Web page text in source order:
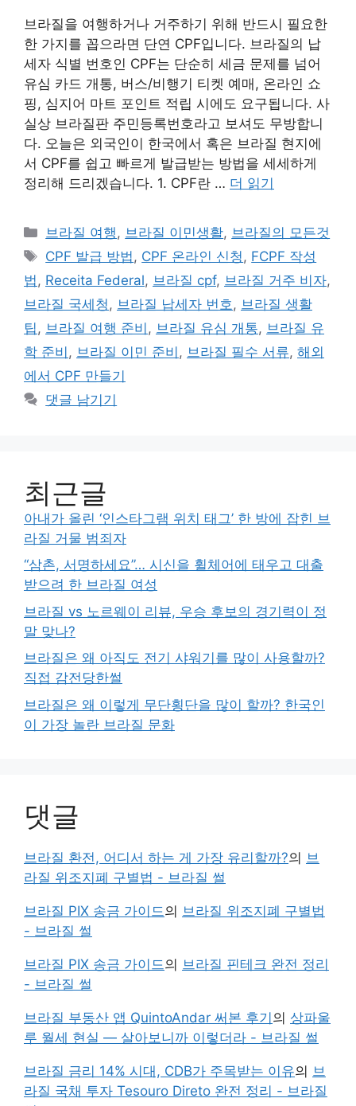
브라질을 여행하거나 거주하기 위해 반드시 필요한
한 가지를 꼽으라면 단연 CPF입니다. 브라질의 납
세자 식별 번호인 CPF는 단순히 세금 문제를 넘어
유심 카드 개통, 버스/비행기 티켓 예매, 온라인 쇼
핑, 심지어 마트 포인트 적립 시에도 요구됩니다. 사
실상 브라질판 주민등록번호라고 보셔도 무방합니
다. 오늘은 외국인이 한국에서 혹은 브라질 현지에
서 CPF를 쉽고 빠르게 발급받는 방법을 세세하게
정리해 드리겠습니다. 1. CPF란 … 더 읽기
카
테
리
브라질 여행 , 브라질 이민생활, 브라질의 모든것
태
그
CPF 발급 방법 , CPF 온라인 신청 , FCPF 작성
법 , Receita Federal, 브라질 cpf, 브라질 거주 비자,
브라질 국세청 , 브라질 납세자 번호 , 브라질 생활
팁 , 브라질 여행 준비 , 브라질 유심 개통, 브라질 유
학 준비 , 브라질 이민 준비 , 브라질 필수 서류, 해외
에서 CPF 만들기
댓글 남기기
최근글
아내가 올린 ‘인스타그램 위치 태그’ 한 방에 잡힌 브
라질 거물 범죄자
“삼촌, 서명하세요”… 시신을 휠체어에 태우고 대출
받으려 한 브라질 여성
브라질 vs 노르웨이 리뷰, 우승 후보의 경기력이 정
말 맞나?
브라질은 왜 아직도 전기 샤워기를 많이 사용할까?
직접 감전당한썰
브라질은 왜 이렇게 무단횡단을 많이 할까? 한국인
이 가장 놀란 브라질 문화
댓글
브라질 환전, 어디서 하는 게 가장 유리할까?의 브
라질 위조지폐 구별법 - 브라질 썰
브라질 PIX 송금 가이드의 브라질 위조지폐 구별법
- 브라질 썰
브라질 PIX 송금 가이드의 브라질 핀테크 완전 정리
- 브라질 썰
브라질 부동산 앱 QuintoAndar 써본 후기의 상파울
루 월세 현실 — 살아보니까 이렇더라 - 브라질 썰
브라질 금리 14% 시대, CDB가 주목받는 이유의 브
라질 국채 투자 Tesouro Direto 완전 정리 - 브라질